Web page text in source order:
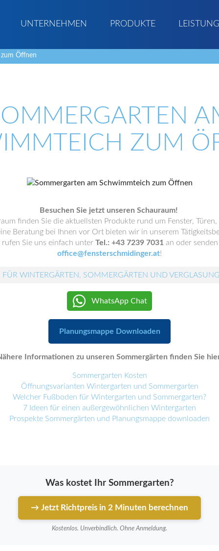
UNTERNEHMEN PRODUKTE
Öffnen
ZUM
Besuchen Sie jetzt unseren Schauraum!
finden Sie die aktuellsten Produkte rund um Fenster,
Beratung bei Ihnen vor Ort bieten wir in unserem
Sie uns einfach unter Tel.: +43 7239 7031 an oder
office@fensterschmidinger.at!
WINTERGÄRTEN, SOMMERGÄRTEN UND
WhatsApp Chat
Planungsmappe Downloaden
Informationen zu unseren Sommergärten finden Sie
Sommergarten Kosten
Öffnungsvarianten Wintergarten und Sommergarten
Welcher Fußboden für Wintergarten und Sommergarten?
7 Ideen für einen außergewöhnlichen Wintergarten
Prospekte Sommergärten und Planungsmappe downloaden
Was kostet Ihr Sommergarten?
→ Jetzt Richtpreis in 2 Minuten berechnen
Kostenlos. Unverbindlich. Ohne Anmeldung.